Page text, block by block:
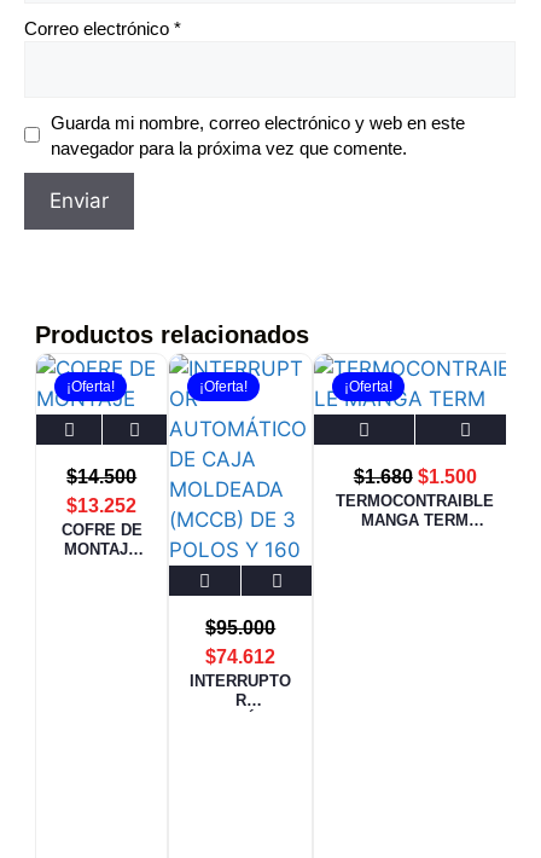
Correo electrónico *
Guarda mi nombre, correo electrónico y web en este
navegador para la próxima vez que comente.
Productos relacionados
¡Oferta!
COFRE DE
MONTAJE
$14.500
$13.252
¡Oferta!
INTERRUPTO
R
$95.000
$74.612
¡Oferta!
TERMOCONTRAIBLE
MANGA TERM
$1.680 $1.500